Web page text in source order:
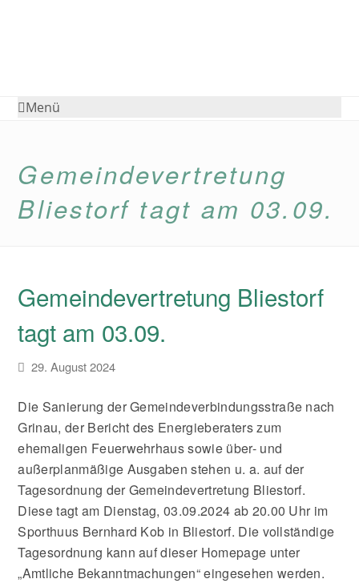
Menü
Gemeindevertretung
Bliestorf tagt am 03.09.
Gemeindevertretung Bliestorf
tagt am 03.09.
29. August 2024
Die Sanierung der Gemeindeverbindungsstraße nach
Grinau, der Bericht des Energieberaters zum
ehemaligen Feuerwehrhaus sowie über- und
außerplanmäßige Ausgaben stehen u. a. auf der
Tagesordnung der Gemeindevertretung Bliestorf.
Diese tagt am Dienstag, 03.09.2024 ab 20.00 Uhr im
Sporthuus Bernhard Kob in Bliestorf. Die vollständige
Tagesordnung kann auf dieser Homepage unter
„Amtliche Bekanntmachungen“ eingesehen werden.